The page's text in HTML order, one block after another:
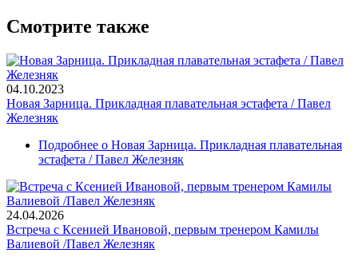
Смотрите также
04.10.2023
Новая Зарница. Прикладная плавательная эстафета / Павел
Железняк
Подробнее о Новая Зарница. Прикладная плавательная
эстафета / Павел Железняк
24.04.2026
Встреча с Ксенией Ивановой, первым тренером Камилы
Валиевой /Павел Железняк